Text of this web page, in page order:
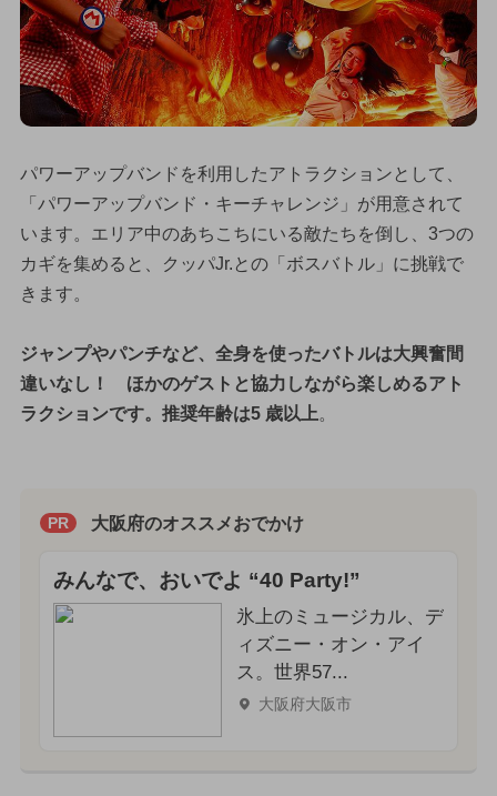
パワーアップバンドを利用したアトラクションとして、
「パワーアップバンド・キーチャレンジ」が用意されて
います。エリア中のあちこちにいる敵たちを倒し、3つの
カギを集めると、クッパJr.との「ボスバトル」に挑戦で
きます。
ジャンプやパンチなど、全身を使ったバトルは大興奮間
違いなし！ ほかのゲストと協力しながら楽しめるアト
ラクションです。推奨年齢は5 歳以上。
PR 大阪府のオススメおでかけ
みんなで、おいでよ “40 Party!”
氷上のミュージカル、デ
ィズニー・オン・アイ
ス。世界57...
大阪府大阪市